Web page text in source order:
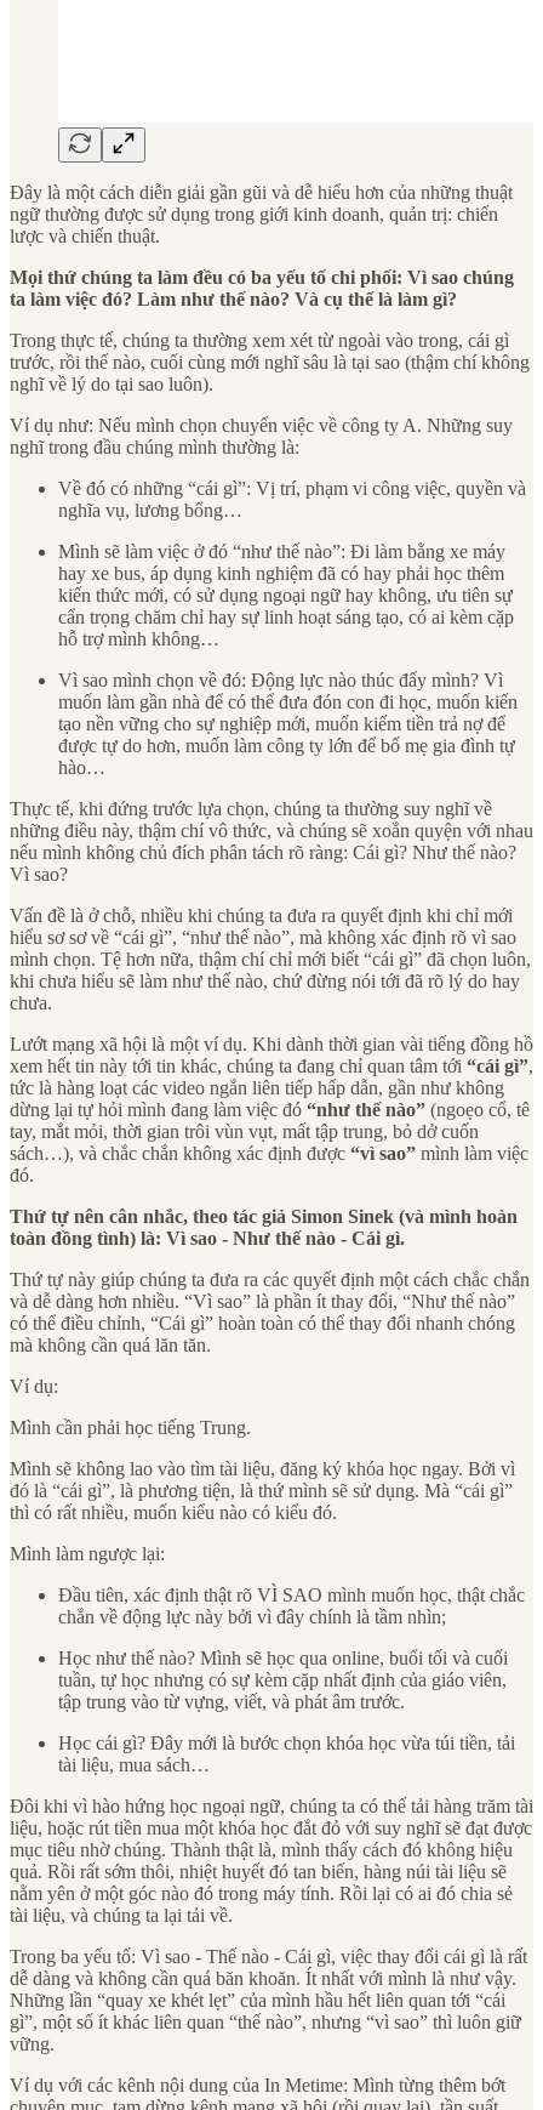
Đây là một cách diễn giải gần gũi và dễ hiểu hơn của những thuật
ngữ thường được sử dụng trong giới kinh doanh, quản trị: chiến
lược và chiến thuật.
Mọi thứ chúng ta làm đều có ba yếu tố chi phối: Vì sao chúng
ta làm việc đó? Làm như thế nào? Và cụ thể là làm gì?
Trong thực tế, chúng ta thường xem xét từ ngoài vào trong, cái gì
trước, rồi thế nào, cuối cùng mới nghĩ sâu là tại sao (thậm chí không
nghĩ về lý do tại sao luôn).
Ví dụ như: Nếu mình chọn chuyển việc về công ty A. Những suy
nghĩ trong đầu chúng mình thường là:
Về đó có những “cái gì”: Vị trí, phạm vi công việc, quyền và
nghĩa vụ, lương bổng…
Mình sẽ làm việc ở đó “như thế nào”: Đi làm bằng xe máy
hay xe bus, áp dụng kinh nghiệm đã có hay phải học thêm
kiến thức mới, có sử dụng ngoại ngữ hay không, ưu tiên sự
cẩn trọng chăm chỉ hay sự linh hoạt sáng tạo, có ai kèm cặp
hỗ trợ mình không…
Vì sao mình chọn về đó: Động lực nào thúc đẩy mình? Vì
muốn làm gần nhà để có thể đưa đón con đi học, muốn kiến
tạo nền vững cho sự nghiệp mới, muốn kiếm tiền trả nợ để
được tự do hơn, muốn làm công ty lớn để bố mẹ gia đình tự
hào…
Thực tế, khi đứng trước lựa chọn, chúng ta thường suy nghĩ về
những điều này, thậm chí vô thức, và chúng sẽ xoắn quyện với nhau
nếu mình không chủ đích phân tách rõ ràng: Cái gì? Như thế nào?
Vì sao?
Vấn đề là ở chỗ, nhiều khi chúng ta đưa ra quyết định khi chỉ mới
hiểu sơ sơ về “cái gì”, “như thế nào”, mà không xác định rõ vì sao
mình chọn. Tệ hơn nữa, thậm chí chỉ mới biết “cái gì” đã chọn luôn,
khi chưa hiểu sẽ làm như thế nào, chứ đừng nói tới đã rõ lý do hay
chưa.
Lướt mạng xã hội là một ví dụ. Khi dành thời gian vài tiếng đồng hồ
xem hết tin này tới tin khác, chúng ta đang chỉ quan tâm tới “cái gì”,
tức là hàng loạt các video ngắn liên tiếp hấp dẫn, gần như không
dừng lại tự hỏi mình đang làm việc đó “như thế nào” (ngoẹo cổ, tê
tay, mắt mỏi, thời gian trôi vùn vụt, mất tập trung, bỏ dở cuốn
sách…), và chắc chắn không xác định được “vì sao” mình làm việc
đó.
Thứ tự nên cân nhắc, theo tác giả Simon Sinek (và mình hoàn
toàn đồng tình) là: Vì sao - Như thế nào - Cái gì.
Thứ tự này giúp chúng ta đưa ra các quyết định một cách chắc chắn
và dễ dàng hơn nhiều. “Vì sao” là phần ít thay đổi, “Như thế nào”
có thể điều chỉnh, “Cái gì” hoàn toàn có thể thay đổi nhanh chóng
mà không cần quá lăn tăn.
Ví dụ:
Mình cần phải học tiếng Trung.
Mình sẽ không lao vào tìm tài liệu, đăng ký khóa học ngay. Bởi vì
đó là “cái gì”, là phương tiện, là thứ mình sẽ sử dụng. Mà “cái gì”
thì có rất nhiều, muốn kiểu nào có kiểu đó.
Mình làm ngược lại:
Đầu tiên, xác định thật rõ VÌ SAO mình muốn học, thật chắc
chắn về động lực này bởi vì đây chính là tầm nhìn;
Học như thế nào? Mình sẽ học qua online, buổi tối và cuối
tuần, tự học nhưng có sự kèm cặp nhất định của giáo viên,
tập trung vào từ vựng, viết, và phát âm trước.
Học cái gì? Đây mới là bước chọn khóa học vừa túi tiền, tải
tài liệu, mua sách…
Đôi khi vì hào hứng học ngoại ngữ, chúng ta có thể tải hàng trăm tài
liệu, hoặc rút tiền mua một khóa học đắt đỏ với suy nghĩ sẽ đạt được
mục tiêu nhờ chúng. Thành thật là, mình thấy cách đó không hiệu
quả. Rồi rất sớm thôi, nhiệt huyết đó tan biến, hàng núi tài liệu sẽ
nằm yên ở một góc nào đó trong máy tính. Rồi lại có ai đó chia sẻ
tài liệu, và chúng ta lại tải về.
Trong ba yếu tố: Vì sao - Thế nào - Cái gì, việc thay đổi cái gì là rất
dễ dàng và không cần quá băn khoăn. Ít nhất với mình là như vậy.
Những lần “quay xe khét lẹt” của mình hầu hết liên quan tới “cái
gì”, một số ít khác liên quan “thế nào”, nhưng “vì sao” thì luôn giữ
vững.
Ví dụ với các kênh nội dung của In Metime: Mình từng thêm bớt